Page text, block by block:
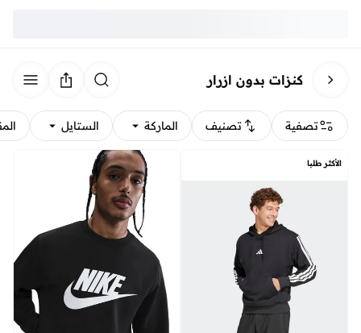
كنزات بدون ازرار
تصفية تصنيف الماركة الستايل
الأكثر طلبا